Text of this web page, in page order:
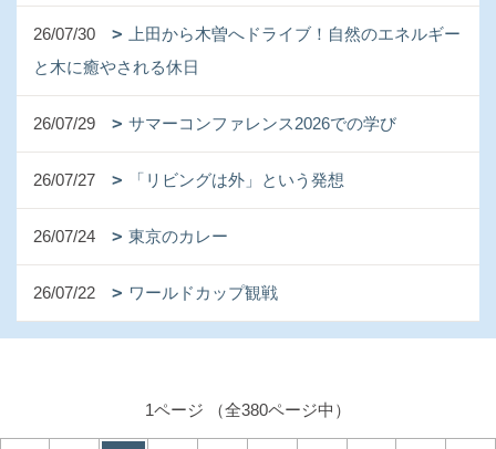
26/07/30
上田から木曽へドライブ！自然のエネルギー
と木に癒やされる休日
26/07/29 サマーコンファレンス2026での学び
26/07/27 「リビングは外」という発想
26/07/24 東京のカレー
26/07/22 ワールドカップ観戦
1ページ （全380ページ中）